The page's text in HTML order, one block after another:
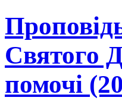
Святого
помочі